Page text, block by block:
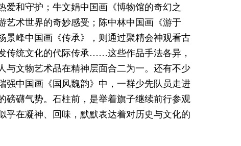
和守护；牛文娟中国画《博物馆的奇幻之
艺术世界的奇妙感受；陈中林中国画《游于
景峰中国画《传承》，则通过聚精会神观看古
传统文化的代际传承……这些作品手法各异，
与文物艺术品在精神层面合二为一。还有不少
强中国画《国风魏韵》中，一群少先队员走进
磅礴气势。石柱前，是举着旗子继续前行参观
乎在凝神、回味，默默表达着对历史与文化的